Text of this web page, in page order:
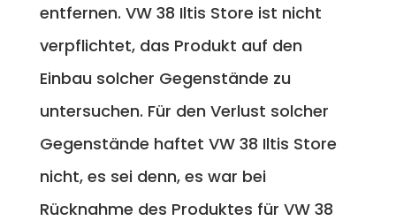
entfernen. VW 38 Iltis Store ist nicht
verpflichtet, das Produkt auf den
Einbau solcher Gegenstände zu
untersuchen. Für den Verlust solcher
Gegenstände haftet VW 38 Iltis Store
nicht, es sei denn, es war bei
Rücknahme des Produktes für VW 38